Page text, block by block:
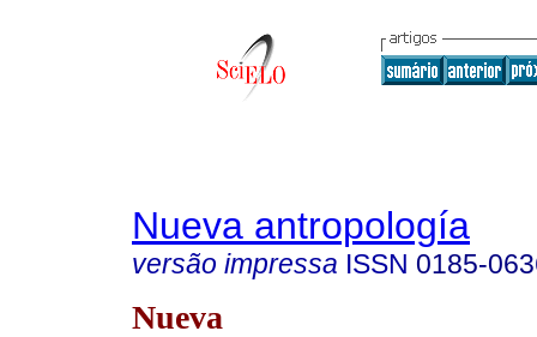
Nueva antropología
versão impressa ISSN 0185-
Nueva